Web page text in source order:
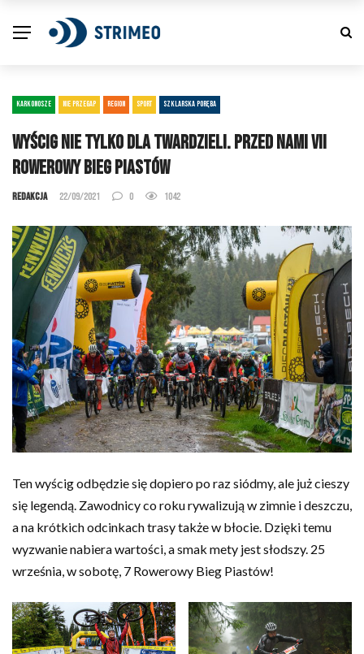
KARKONOSZE NIE PRZEGAP REGION SPORT SZKLARSKA PORĘBA
Wyścig nie tylko dla twardzieli. Przed nami VII
Rowerowy Bieg Piastów
Redakcja 22/09/2021 0 1042
Ten wyścig odbędzie się dopiero po raz siódmy, ale już cieszy
się legendą. Zawodnicy co roku rywalizują w zimnie i deszczu,
a na krótkich odcinkach trasy także w błocie. Dzięki temu
wyzwanie nabiera wartości, a smak mety jest słodszy. 25
września, w sobotę, 7 Rowerowy Bieg Piastów!